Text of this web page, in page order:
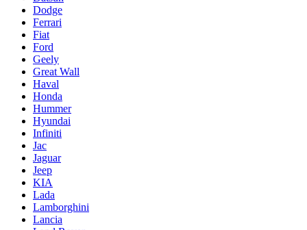
Dodge
Ferrari
Fiat
Ford
Geely
Great Wall
Haval
Honda
Hummer
Hyundai
Infiniti
Jac
Jaguar
Jeep
KIA
Lada
Lamborghini
Lancia